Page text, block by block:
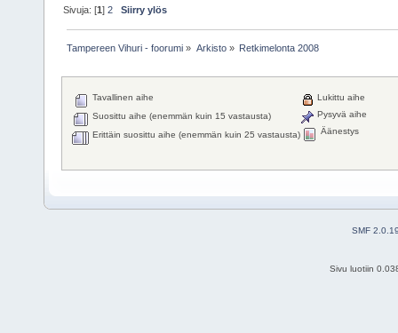
Sivuja: [1]2 Siirry ylös
Tampereen Vihuri - foorumi » Arkisto» Retkimelonta 2008
Tavallinen aihe
Suosittu aihe (enemmän kuin 15 vastausta)
Erittäin suosittu aihe (enemmän kuin 25 vastausta)
Lukittu aihe
Pysyvä aihe
Äänestys
SMF
Sivu luotiin